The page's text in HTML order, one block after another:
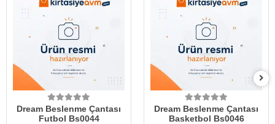
Dream Beslenme Çantası
Futbol Bs0044
Dream Beslenme Çantası
Basketbol Bs0046